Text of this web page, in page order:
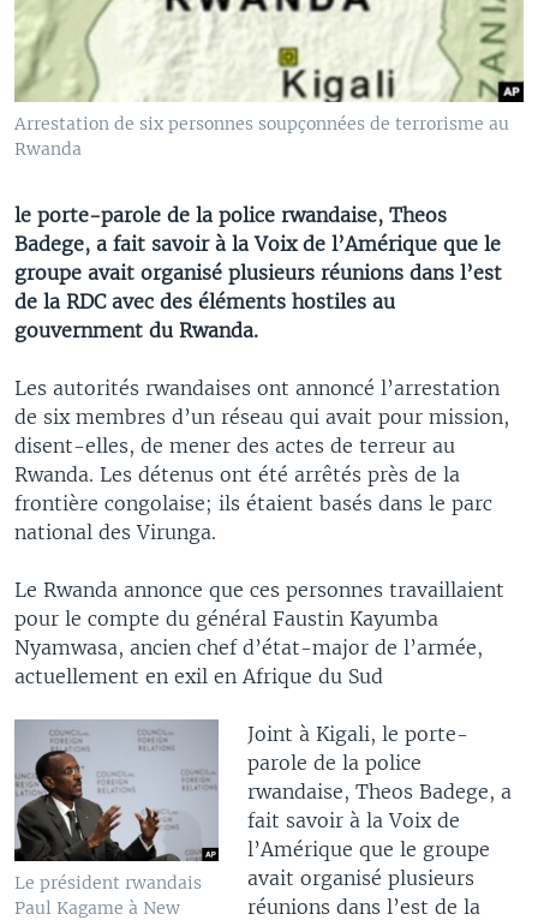
Arrestation de six personnes soupçonnées de terrorisme au
Rwanda
le porte-parole de la police rwandaise, Theos
Badege, a fait savoir à la Voix de l’Amérique que le
groupe avait organisé plusieurs réunions dans l’est
de la RDC avec des éléments hostiles au
gouvernment du Rwanda.
Les autorités rwandaises ont annoncé l’arrestation
de six membres d’un réseau qui avait pour mission,
disent-elles, de mener des actes de terreur au
Rwanda. Les détenus ont été arrêtés près de la
frontière congolaise; ils étaient basés dans le parc
national des Virunga.
Le Rwanda annonce que ces personnes travaillaient
pour le compte du général Faustin Kayumba
Nyamwasa, ancien chef d’état-major de l’armée,
actuellement en exil en Afrique du Sud
Le président rwandais
Paul Kagame à New
Joint à Kigali, le porte-
parole de la police
rwandaise, Theos Badege, a
fait savoir à la Voix de
l’Amérique que le groupe
avait organisé plusieurs
réunions dans l’est de la